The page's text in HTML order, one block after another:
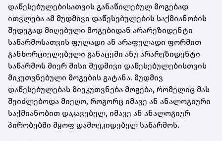
დაწესებულებისათვის განაწილებულ მოგებად
ითვლება ამ მუდმივი დაწესებულების საქმიანობის
შედეგად მიღებული მოგებიდან არარეზიდენტი
საწარმოსათვის ფულადი ან არაფულადი ფორმით
განხორციელებული განაცემი ანუ არარეზიდენტი
საწარმოს მიერ მისი მუდმივი დაწესებულებისთვის
მიკუთვნებული მოგების გატანა. მუდმივ
დაწესებულებას მიეკუთვნება მოგება, რომელიც მას
შეიძლებოდა მიეღო, როგორც იმავე ან ანალოგიური
საქმიანობით დაკავებულ, იმავე ან ანალოგიურ
პირობებში მყოფ დამოუკიდებელ საწარმოს.